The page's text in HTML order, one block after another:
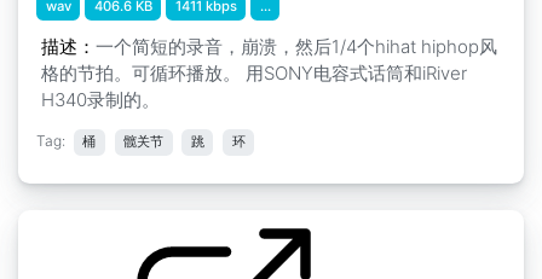
wav 406.6 KB 1411 kbps ...
描述： 一个简短的录音，崩溃，然后1/4个hihat hiphop风
格的节拍。可循环播放。 用SONY电容式话筒和iRiver
H340录制的。
Tag: 桶 髋关节 跳 环